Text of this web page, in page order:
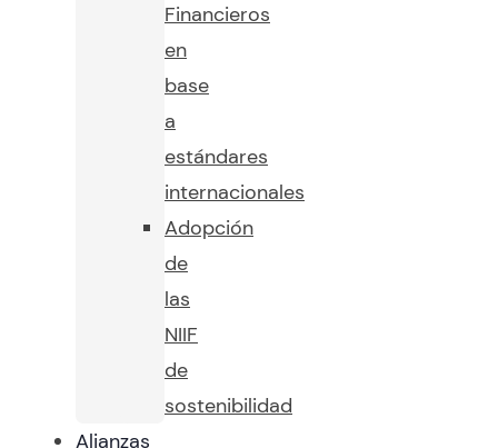
Financieros
en
base
a
estándares
internacionales
Adopción
de
las
NIIF
de
sostenibilidad
Alianzas